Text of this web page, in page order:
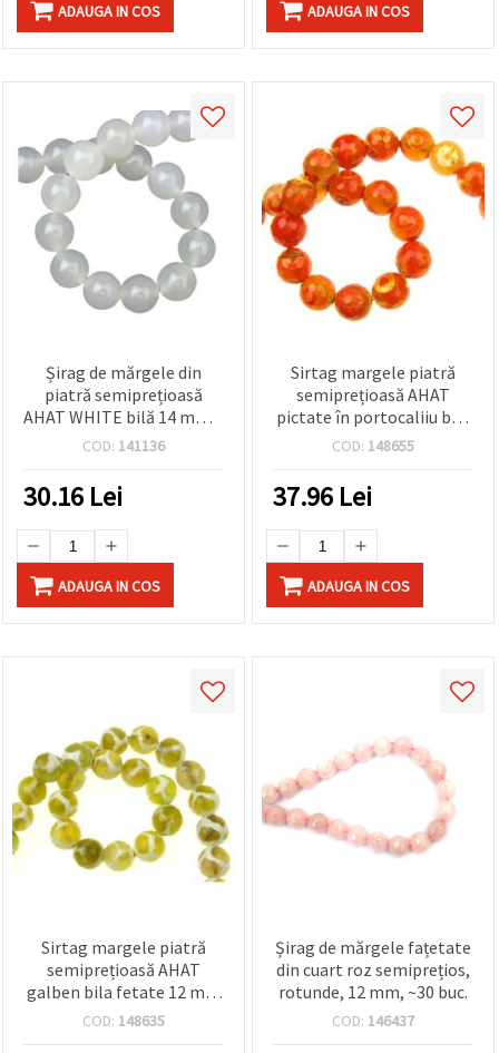
ADAUGA IN COS ADAUGA IN COS
Șirag de mărgele din
piatră semiprețioasă
AHAT WHITE bilă 14 mm ~
28 bucăți
COD: 141136
30.16 Lei
ADAUGA IN COS
Sirtag margele piatră
semiprețioasă AHAT
pictate în portocaliiu bila
fetate 12mm ~ 32 bucăți
COD: 148655
37.96 Lei
ADAUGA IN COS
Sirtag margele piatră
semiprețioasă AHAT
galben bila fetate 12 mm
~ 32 bucăți
COD: 148635
Șirag de mărgele fațetate
din cuart roz semiprețios,
rotunde, 12 mm, ~30 buc.
COD: 146437